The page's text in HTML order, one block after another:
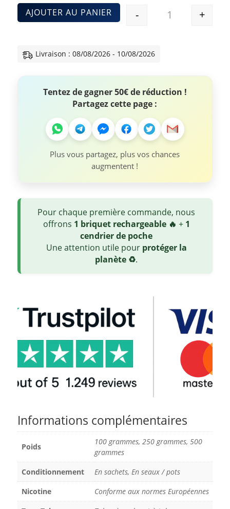
Quantité
- +
AJOUTER AU PANIER
Livraison : 08/08/2026 - 10/08/2026
Tentez de gagner 50€ de réduction !
Partagez cette page :
Plus vous partagez, plus vos chances
augmentent !
Pour chaque première commande, nous
offrons 1 briquet rechargeable 🔥 + 1
cendrier de poche
Une attention utile pour protéger la
planète ♻️.
Informations complémentaires
Poids
100 grammes, 250 grammes, 500
grammes
Conditionnement
En sachets, En seaux / pots
Nicotine
Conforme aux normes Européennes